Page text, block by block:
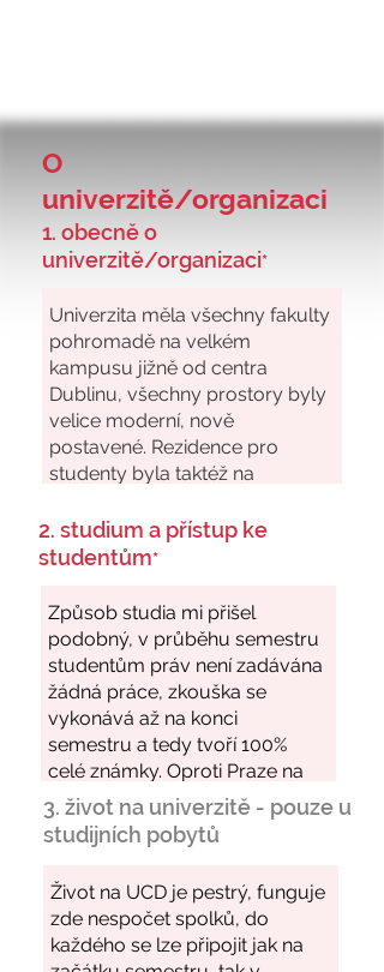
O
univerzitě/organizaci
1. obecně o
univerzitě/organizaci*
2. studium a přístup ke
studentům*
3. život na univerzitě - pouze u
studijních pobytů